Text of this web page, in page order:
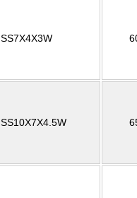
SS7X4X3W
SS10X7X4.5W